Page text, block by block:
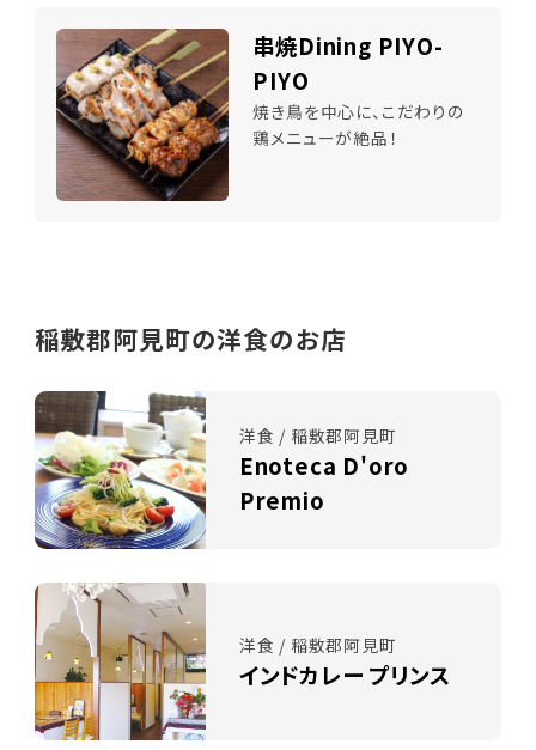
串焼Dining PIYO-
PIYO
焼き鳥を中心に、こだわりの
鶏メニューが絶品！
稲敷郡阿見町の洋食のお店
洋食 / 稲敷郡阿見町
Enoteca D'oro
Premio
洋食 / 稲敷郡阿見町
インドカレー プリンス